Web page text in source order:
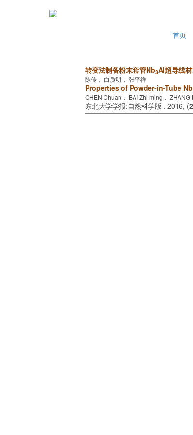
首页
转变法制备粉末套管Nb3Al超导线
陈传， 白质明， 张平祥
Properties of Powder-in-Tube Nb
CHEN Chuan， BAI Zhi-ming， ZHANG
东北大学学报:自然科学版 . 2016, (2